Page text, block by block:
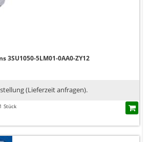
3SU1050-5LM01-0AA0-ZY12
(Lieferzeit anfragen).
Stück